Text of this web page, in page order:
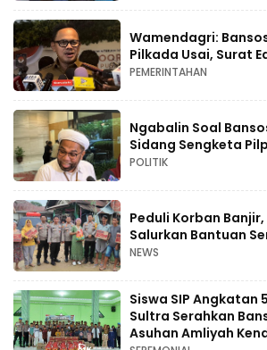
Wamendagri:
Pilkada Usai, Surat
PEMERINTAHAN
Ngabalin Soal
Sidang Sengketa
POLITIK
Peduli Korban
Salurkan Bantuan
NEWS
Siswa SIP Angkatan
Sultra Serahkan
Asuhan Amliyah